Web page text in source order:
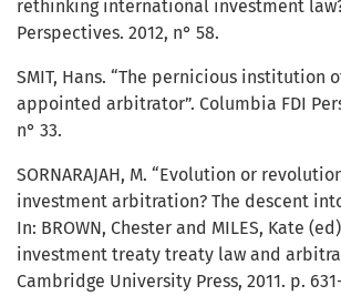
rethinking international investment
Perspectives. 2012, n° 58.
SMIT, Hans. “The pernicious institution
appointed arbitrator”. Columbia FDI
n° 33.
SORNARAJAH, M. “Evolution or
investment arbitration? The descent
In: BROWN, Chester and MILES, Kate
investment treaty treaty law and
Cambridge University Press, 2011. p.